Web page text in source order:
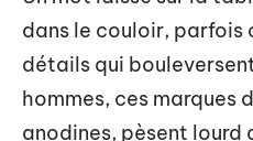
dans le couloir, parfois
détails qui
hommes, ces marques
anodines, pèsent lourd